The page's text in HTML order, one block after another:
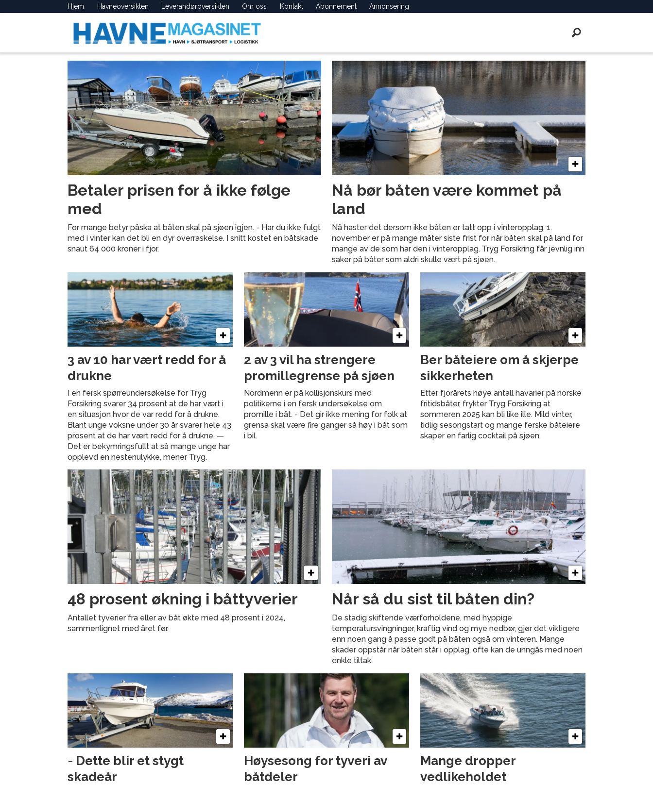
Hjem Havneoversikten Leverandøroversikten Om oss Kontakt Abonnement Annonsering
forsikring
Betaler prisen for å ikke følge
med
For mange betyr påska at båten skal på sjøen igjen. - Har du ikke fulgt
med i vinter kan det bli en dyr overraskelse. I snitt kostet en båtskade
snaut 64 000 kroner i fjor.
Nå bør båten være kommet på
land
Nå haster det dersom ikke båten er tatt opp i vinteropplag. 1.
november er på mange måter siste frist for når båten skal på land for
mange av de som har den i vinteropplag. Tryg Forsikring får jevnlig inn
saker på båter som aldri skulle vært på sjøen.
3 av 10 har vært redd for å
drukne
I en fersk spørreundersøkelse for Tryg
Forsikring svarer 34 prosent at de har vært i
en situasjon hvor de var redd for å drukne.
Blant unge voksne under 30 år svarer hele 43
prosent at de har vært redd for å drukne. —
Det er bekymringsfullt at så mange unge har
opplevd en nestenulykke, mener Tryg.
2 av 3 vil ha strengere
promillegrense på sjøen
Nordmenn er på kollisjonskurs med
politikerne i en fersk undersøkelse om
promille i båt. - Det gir ikke mening for folk at
grensa skal være fire ganger så høy i båt som
i bil.
Ber båteiere om å skjerpe
sikkerheten
Etter fjorårets høye antall havarier på norske
fritidsbåter, frykter Tryg Forsikring at
sommeren 2025 kan bli like ille. Mild vinter,
tidlig sesongstart og mange ferske båteiere
skaper en farlig cocktail på sjøen.
48 prosent økning i båttyverier
Antallet tyverier fra eller av båt økte med 48 prosent i 2024,
sammenlignet med året før.
Når så du sist til båten din?
De stadig skiftende værforholdene, med hyppige
temperatursvingninger, kraftig vind og mye nedbør, gjør det viktigere
enn noen gang å passe godt på båten også om vinteren. Mange
skader oppstår når båten står i opplag, ofte kan de unngås med noen
enkle tiltak.
- Dette blir et stygt
skadeår
Høysesong for tyveri av
båtdeler
Mange dropper
vedlikeholdet